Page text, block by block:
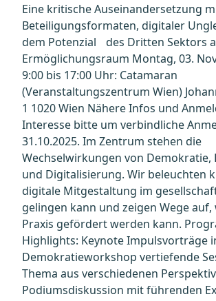
Eine kritische Auseinandersetzung
Beteiligungsformaten, digitaler
dem Potenzial des Dritten Sektors
Ermöglichungsraum Montag, 03.
9:00 bis 17:00 Uhr: Catamaran
(Veranstaltungszentrum Wien)
1 1020 Wien Nähere Infos und
Interesse bitte um verbindliche
31.10.2025. Im Zentrum stehen die
Wechselwirkungen von Demokratie,
und Digitalisierung. Wir beleuchten
digitale Mitgestaltung im
gelingen kann und zeigen Wege auf,
Praxis gefördert werden kann.
Highlights: Keynote Impulsvorträge
Demokratieworkshop vertiefende
Thema aus verschiedenen
Podiumsdiskussion mit führenden